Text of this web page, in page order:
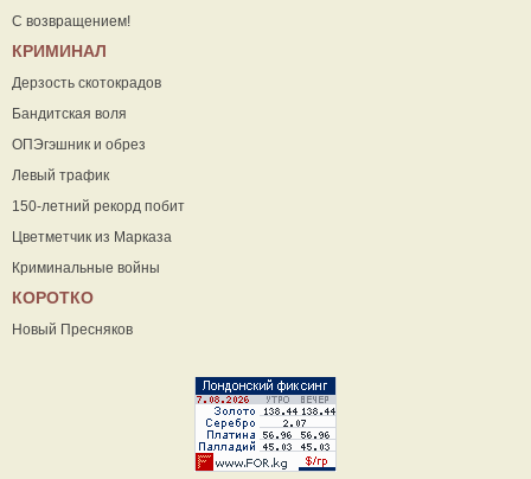
С возвращением!
КРИМИНАЛ
Дерзость скотокрадов
Бандитская воля
ОПЭгэшник и обрез
Левый трафик
150-летний рекорд побит
Цветметчик из Марказа
Криминальные войны
КОРОТКО
Новый Пресняков